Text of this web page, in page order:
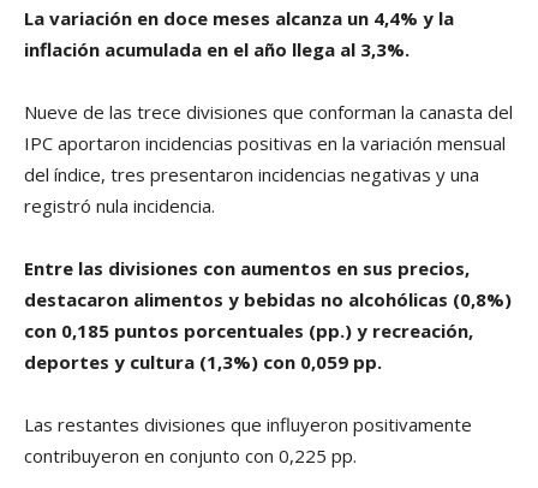
La variación en doce meses alcanza un 4,4% y la
inflación acumulada en el año llega al 3,3%.
Nueve de las trece divisiones que conforman la canasta del
IPC aportaron incidencias positivas en la variación mensual
del índice, tres presentaron incidencias negativas y una
registró nula incidencia.
Entre las divisiones con aumentos en sus precios,
destacaron alimentos y bebidas no alcohólicas (0,8%)
con 0,185 puntos porcentuales (pp.) y recreación,
deportes y cultura (1,3%) con 0,059 pp.
Las restantes divisiones que influyeron positivamente
contribuyeron en conjunto con 0,225 pp.